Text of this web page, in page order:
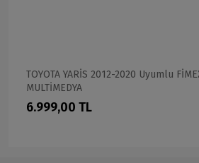
TOYOTA YARİS 2012-2020 Uyumlu
MULTİMEDYA
6.999,00 TL